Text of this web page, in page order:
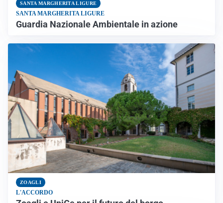
SANTA MARGHERITA LIGURE
SANTA MARGHERITA LIGURE
Guardia Nazionale Ambientale in azione
ZOAGLI
L'ACCORDO